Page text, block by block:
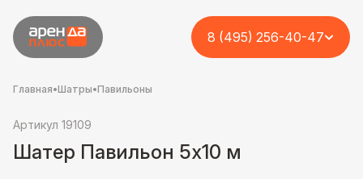
8 (495) 256-40-47
Главная•Шатры•Павильоны
Артикул 19109
Шатер Павильон 5x10 м